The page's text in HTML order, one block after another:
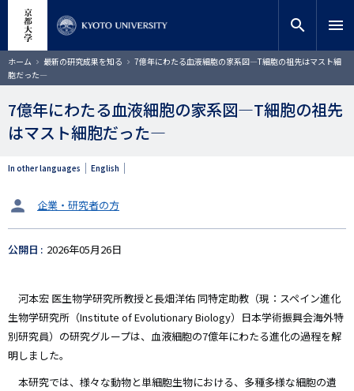
コ
ン
テ
ン
に
動
サイト内検索
検索
search menu
ホーム 最新の研究成果を知る
7億年にわたる血液細胞の家系図―T細胞の祖先はマスト細
胞だった―
7億年にわたる血液細胞の家系図―T細胞の祖先
はマスト細胞だった―
In other languages English
タ
ッ
企業・研究者の方
公開日 2026年05月26日
河本宏 医生物学研究所教授と長畑洋佑 同特定助教（現：スペイン進化
生物学研究所（Institute of Evolutionary Biology）日本学術振興会海外特
別研究員）の研究グループは、血液細胞の7億年にわたる進化の過程を解
明しました。
本研究では、様々な動物と単細胞生物における、多種多様な細胞の遺